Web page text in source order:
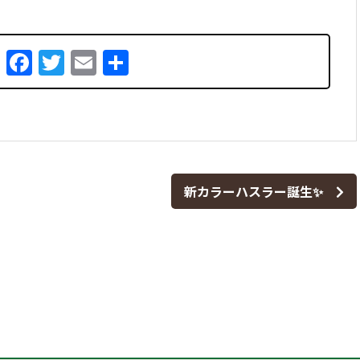
Facebook
Twitter
Email
有
新カラーハスラー誕生✨